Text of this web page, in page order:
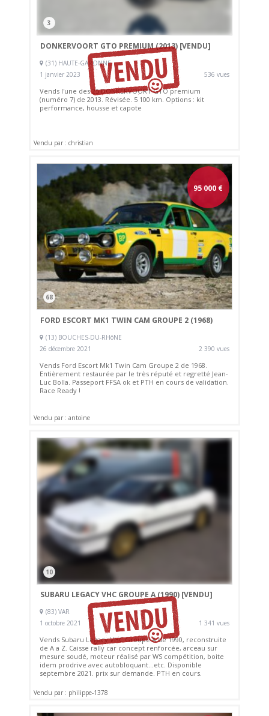
3
DONKERVOORT GTO PREMIUM (2013) [VENDU]
(31) HAUTE-GARONNE
1 janvier 2023
536 vues
Vends l'une des 25 DONKERVOORT GTO premium
(numéro 7) de 2013. Révisée. 5 100 km. Options : kit
performance, housse et capote
Vendu par : christian
95 000 €
68
FORD ESCORT MK1 TWIN CAM GROUPE 2 (1968)
(13) BOUCHES-DU-RHôNE
26 décembre 2021
2 390 vues
Vends Ford Escort Mk1 Twin Cam Groupe 2 de 1968.
Entièrement restaurée par le très réputé et regretté Jean-
Luc Bolla. Passeport FFSA ok et PTH en cours de validation.
Race Ready !
Vendu par : antoine
10
SUBARU LEGACY VHC GROUPE A (1990) [VENDU]
(83) VAR
1 octobre 2021
1 341 vues
Vends Subaru Legacy VHC Groupe A de 1990, reconstruite
de A a Z. Caisse rally car concept renforcée, arceau sur
mesure soudé, moteur réalisé par WS compétition, boite
idem prodrive avec autobloquant...etc. Disponible
septembre 2021. prix sur demande. PTH en cours.
Vendu par : philippe-1378